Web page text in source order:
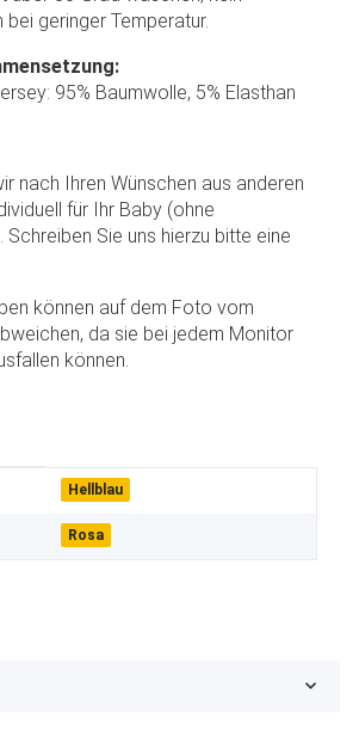
bei geringer Temperatur.
95% Baumwolle, 5% Elasthan
nach Ihren Wünschen aus anderen
für Ihr Baby (ohne
Schreiben Sie uns hierzu bitte eine
können auf dem Foto vom
da sie bei jedem Monitor
können.
Hellblau
Rosa